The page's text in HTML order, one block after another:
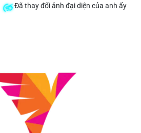
Đã thay đổi ảnh đại diện của anh ấy